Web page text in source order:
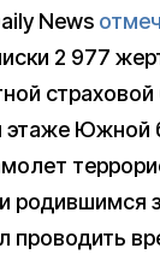
News
2 977
этаже Южной
родившимся
проводить